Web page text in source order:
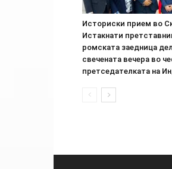
Историски прием во
Истакнати
ромската заедница
свечената вечера во
претседателката на